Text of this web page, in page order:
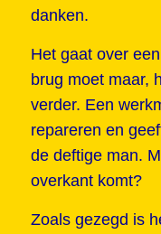
danken.
Het gaat over
brug moet maar,
verder. Een
repareren en
de deftige man.
overkant komt?
Zoals gezegd is